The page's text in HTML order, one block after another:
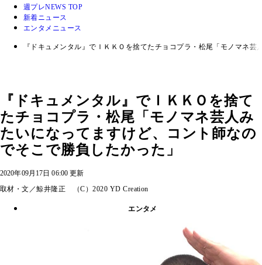
週プレNEWS TOP
新着ニュース
エンタメニュース
『ドキュメンタル』でＩＫＫＯを捨てたチョコプラ・松尾「モノマネ
『ドキュメンタル』でＩＫＫＯを捨て
たチョコプラ・松尾「モノマネ芸人み
たいになってますけど、コント師なの
でそこで勝負したかった」
2020年09月17日 06:00 更新
取材・文／鯨井隆正 （C）2020 YD Creation
エンタメ